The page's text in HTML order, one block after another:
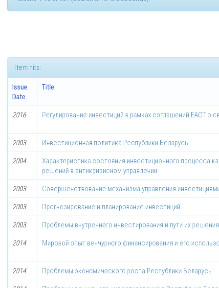
Item hits:
Issue
Date
Title
2016 Регулирование инвестиций в рамках соглашений ЕАСТ о
2003 Инвестиционная политика Республики Беларусь
2004
Характеристика состояния инвестиционного процесса
решений в антикризисном управлении
2003 Совершенствование механизма управления
2003 Прогнозирование и планирование инвестиций
2003 Проблемы внутреннего инвестирования и пути их решения
2014 Мировой опыт венчурного финансирования и его
2014 Проблемы экономического роста Республики Беларусь